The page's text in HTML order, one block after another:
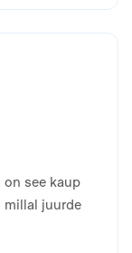
see kaup
millal juurde